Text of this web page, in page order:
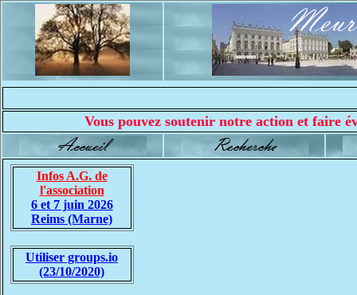
Vous pouvez soutenir notre action et faire
Infos A.G. de
l'association
6 et 7 juin 2026
Reims (Marne)
Utiliser groups.io
(23/10/2020)